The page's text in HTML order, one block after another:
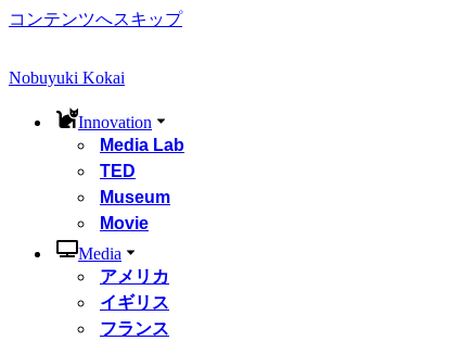
コンテンツへスキップ
Nobuyuki Kokai
Innovation
Media Lab
TED
Museum
Movie
Media
アメリカ
イギリス
フランス